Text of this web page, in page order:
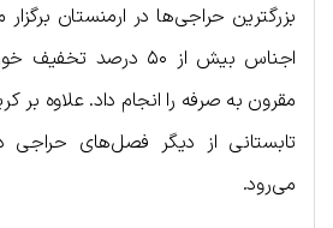
بزرگترین حراجی‌ها در ارمنستان
اجناس بیش از ۵۰ درصد
مقرون به صرفه را انجام داد. علاوه
تابستانی از دیگر فصل‌های حراجی
می‌رود.